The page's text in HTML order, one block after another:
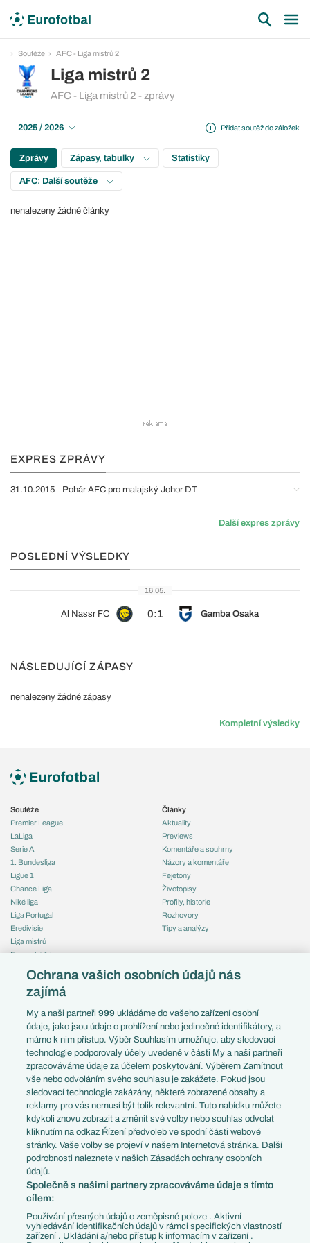
Soutěže AFC - Liga mistrů 2
Liga mistrů 2
AFC - Liga mistrů 2 - zprávy
Přidat soutěž do záložek
2025 / 2026
Zprávy Zápasy, tabulky Statistiky
AFC: Další soutěže
nenalezeny žádné články
EXPRES ZPRÁVY
31.10.2015 Pohár AFC pro malajský Johor DT
Další expres zprávy
POSLEDNÍ VÝSLEDKY
16.05.
Al Nassr FC 0:1 Gamba Osaka
NÁSLEDUJÍCÍ ZÁPASY
nenalezeny žádné zápasy
Kompletní výsledky
Soutěže
Premier League
LaLiga
Serie A
1. Bundesliga
Ligue 1
Chance Liga
Niké liga
Liga Portugal
Eredivisie
Liga mistrů
Evropská liga
Mistrovství světa
Liga národů
Témata
Představení týmů MS
EuroSkauting
PL v kostce
Evropské koeficienty
Přestupy
Přestupové spekulace
Zranění
Kluby
Arsenal FC
Chelsea FC
Manchester United
AC Milán
Juventus FC
Bayern Mnichov
FC Barcelona
Články
Aktuality
Previews
Komentáře a souhrny
Názory a komentáře
Fejetony
Životopisy
Profily, historie
Rozhovory
Tipy a analýzy
Česko
Francie
Itálie
Německo
Španělsko
Argentina
Brazílie
Přestupy
Zápasy
Livescore
Tipovací soutěž
Ochrana vašich osobních údajů nás
zajímá
My a naši partneři999 ukládáme do vašeho zařízení osobní
údaje, jako jsou údaje o prohlížení nebo jedinečné identifikátory, a
máme k nim přístup. Výběr Souhlasím umožňuje, aby sledovací
technologie podporovaly účely uvedené v části My a naši partneři
zpracováváme údaje za účelem poskytování. Výběrem Zamítnout
vše nebo odvoláním svého souhlasu je zakážete. Pokud jsou
sledovací technologie zakázány, některé zobrazené obsahy a
reklamy pro vás nemusí být tolik relevantní. Tuto nabídku můžete
kdykoli znovu zobrazit a změnit své volby nebo souhlas odvolat
kliknutím na odkaz Řízení předvoleb ve spodní části webové
stránky. Vaše volby se projeví v našem Internetová stránka. Další
podrobnosti naleznete v našich Zásadách ochrany osobních
údajů.
Společně s našimi partnery zpracováváme údaje s tímto
cílem:
Používání přesných údajů o zeměpisné poloze . Aktivní
vyhledávání identifikačních údajů v rámci specifických vlastností
zařízení . Ukládání a/nebo přístup k informacím v zařízení .